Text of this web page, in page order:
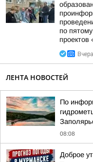
по
проектов
ЛЕНТА НОВОСТЕЙ
По
08:08
Доброе